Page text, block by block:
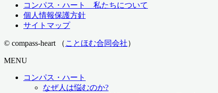
コンパス・ハート 私たちについて
個人情報保護方針
サイトマップ
© compass-heart （ ことほむ合同会社）
MENU
コンパス・ハート
なぜ人は悩むのか?